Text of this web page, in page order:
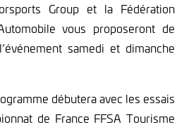
Group et la Fédération
vous proposeront de
samedi et dimanche
débutera avec les essais
de France FFSA Tourisme